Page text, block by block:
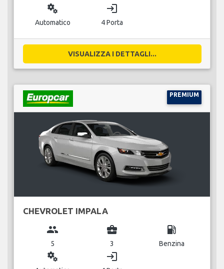
miscellaneous_services
Automatico
login
4 Porta
VISUALIZZA I DETTAGLI...
PREMIUM
CHEVROLET IMPALA
group
5
business_center
3
local_gas_station
Benzina
miscellaneous_services login